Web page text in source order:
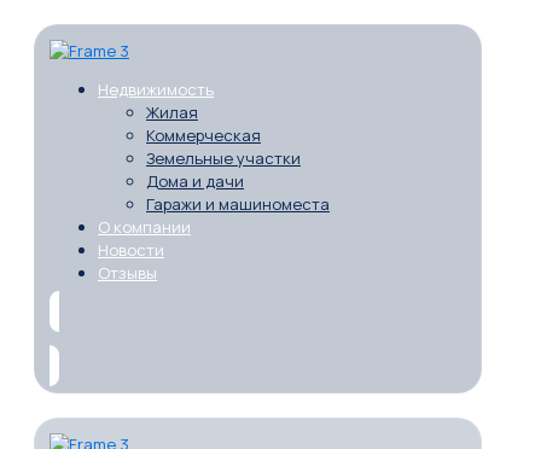
Недвижимость
Жилая
Коммерческая
Земельные участки
Дома и дачи
Гаражи и машиноместа
О компании
Новости
Отзывы